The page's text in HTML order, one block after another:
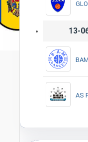
13-
AS